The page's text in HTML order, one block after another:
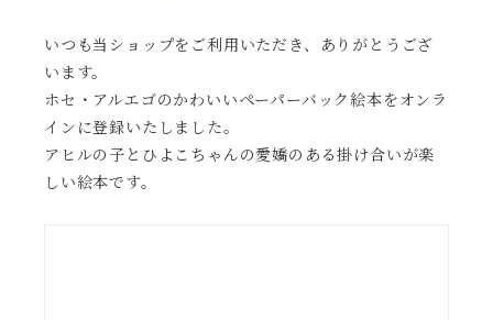
いつも当ショップをご利用いただき、ありがとうござ
います。
ホセ・アルエゴのかわいいペーパーバック絵本をオンラ
インに登録いたしました。
アヒルの子とひよこちゃんの愛嬌のある掛け合いが楽
しい絵本です。